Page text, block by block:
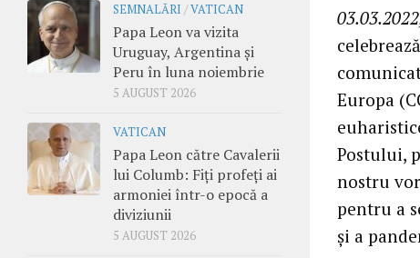
Europa
Postului,
nostru
pentru a
și a
SEMNALĂRI /VATICAN
Papa Leon va vizita
Uruguay, Argentina și
Peru în luna noiembrie
5 AUGUST 2026
VATICAN
Papa Leon către Cavalerii
lui Columb: Fiți profeți ai
armoniei într-o epocă a
diviziunii
5 AUGUST 2026